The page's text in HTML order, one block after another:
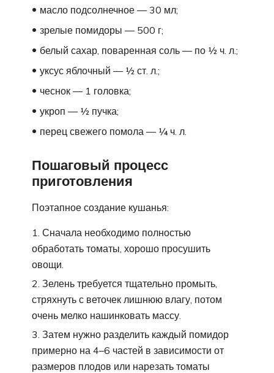
масло подсолнечное — 30 мл;
зрелые помидоры — 500 г;
белый сахар, поваренная соль — по ½ ч. л.;
уксус яблочный — ½ ст. л.;
чеснок — 1 головка;
укроп — ½ пучка;
перец свежего помола — ¼ ч. л.
Пошаговый процесс
приготовления
Поэтапное создание кушанья:
Сначала необходимо полностью
обработать томаты, хорошо просушить
овощи.
Зелень требуется тщательно промыть,
стряхнуть с веточек лишнюю влагу, потом
очень мелко нашинковать массу.
Затем нужно разделить каждый помидор
примерно на 4–6 частей в зависимости от
размеров плодов или нарезать томаты